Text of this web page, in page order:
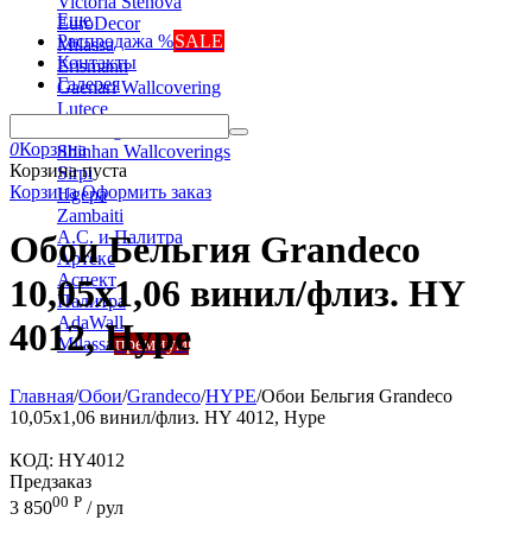
EuroDecor
Milassa
Erismann
Gaenari Wallcovering
Lutece
Shinhan Wallcoverings
Sirpi
Ugepa
Zambaiti
А.С. и Палитра
Артекс
Аспект
Палитра
AdaWall
Milassa премиум
Еще
Распродажа %SALE
Контакты
Галерея
0Корзина
Корзина пуста
Корзина Оформить заказ
Обои Бельгия Grandeco
10,05х1,06 винил/флиз. HY
4012, Hype
Главная/Обои/Grandeco/HYPE/Обои Бельгия Grandeco
10,05х1,06 винил/флиз. HY 4012, Hype
КОД: HY4012
Предзаказ
3 85000 Р / рул